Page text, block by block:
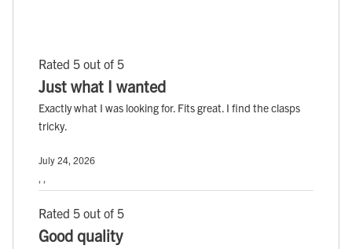
Rated 5 out of 5
Just what I wanted
Exactly what I was looking for. Fits great. I find the clasps
tricky.
July 24, 2026
, ,
Rated 5 out of 5
Good quality